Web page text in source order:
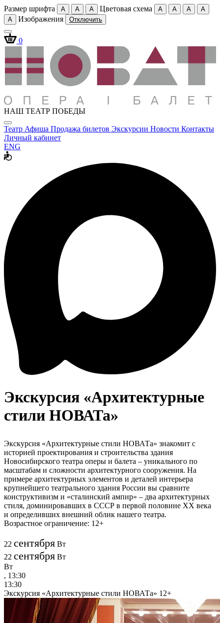
Размер шрифта A A A Цветовая схема A A A
A
A
Изображения Отключить
0
НАШ ТЕАТР ПОБЕДЫ
Театр Афиша Продажа билетов Экскурсии Новости Контакты
Личный кабинет
ENG
Экскурсия «Архитектурные
стили НОВАТа»
Экскурсия «Архитектурные стили НОВАТа» знакомит с
историей проектирования и строительства здания
Новосибирского театра оперы и балета – уникального по
масштабам и сложности архитектурного сооружения. На
примере архитектурных элементов и деталей интерьера
крупнейшего театрального здания России вы сравните
конструктивизм и «сталинский ампир» – два архитектурных
стиля, доминировавших в СССР в первой половине XX века
и определивших внешний облик нашего театра.
Возрастное ограничение: 12+
22 сентября Вт
22 сентября Вт
Вт
, 13:30
13:30
Экскурсия «Архитектурные стили НОВАТа» 12+